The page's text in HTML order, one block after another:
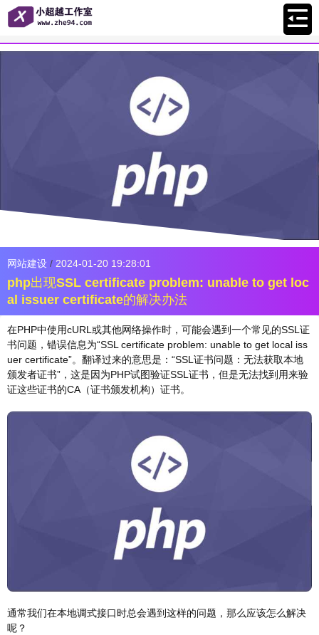
网站建设 / 2024-01-20 19:28:01
php出现SSL certificate problem: unable to get loc
al issuer certificate的解决办法
在PHP中使用cURL或其他网络操作时，可能会遇到一个常见的SSL证
书问题，错误信息为“SSL certificate problem: unable to get local iss
uer certificate”。翻译过来的意思是：“SSL证书问题：无法获取本地
颁发者证书”，这是因为PHP试图验证SSL证书，但是无法找到用来验
证这些证书的CA（证书颁发机构）证书。
通常我们在本地调式接口时总会遇到这样的问题，那么应该怎么解决
呢？